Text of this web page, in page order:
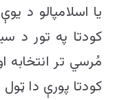
یا اسلامپالو د
کودتا په تور د
مُرسي تر
کودتا پورې دا